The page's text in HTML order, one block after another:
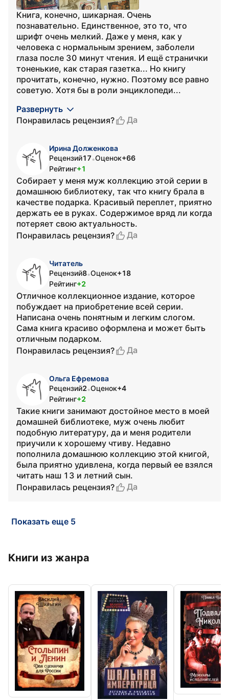
Книга, конечно, шикарная. Очень
познавательно. Единственное, это то, что
шрифт очень мелкий. Даже у меня, как у
человека с нормальным зрением, заболели
глаза после 30 минут чтения. И ещё странички
тоненькие, как старая газетка... Но книгу
прочитать, конечно, нужно. Поэтому все равно
советую. Хотя бы в роли энциклопеди...
Развернуть
Понравилась рецензия?
Да
Ирина Долженкова
Рецензий17•Оценок+66
Рейтинг+1
Собирает у меня муж коллекцию этой серии в
домашнюю библиотеку, так что книгу брала в
качестве подарка. Красивый переплет, приятно
держать ее в руках. Содержимое вряд ли когда
потеряет свою актуальность.
Понравилась рецензия?
Да
Читатель
Рецензий8•Оценок+18
Рейтинг+2
Отличное коллекционное издание, которое
побуждает на приобретение всей серии.
Написана очень понятным и легким слогом.
Сама книга красиво оформлена и может быть
отличным подарком.
Понравилась рецензия?
Да
Ольга Ефремова
Рецензий2•Оценок+4
Рейтинг+2
Такие книги занимают достойное место в моей
домашней библиотеке, муж очень любит
подобную литературу, да и меня родители
приучили к хорошему чтиву. Недавно
пополнила домашнюю коллекцию этой книгой,
была приятно удивлена, когда первый ее взялся
читать наш 13 и летний сын.
Понравилась рецензия?
Да
Показать еще 5
Книги из жанра